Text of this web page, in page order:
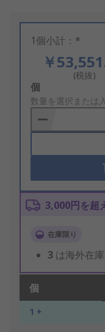
1個小計：*
￥
(税抜)
Add
to
Basket
個
数量を選択または
3,000円を超
在庫限り
3 は海外在
個
1 +